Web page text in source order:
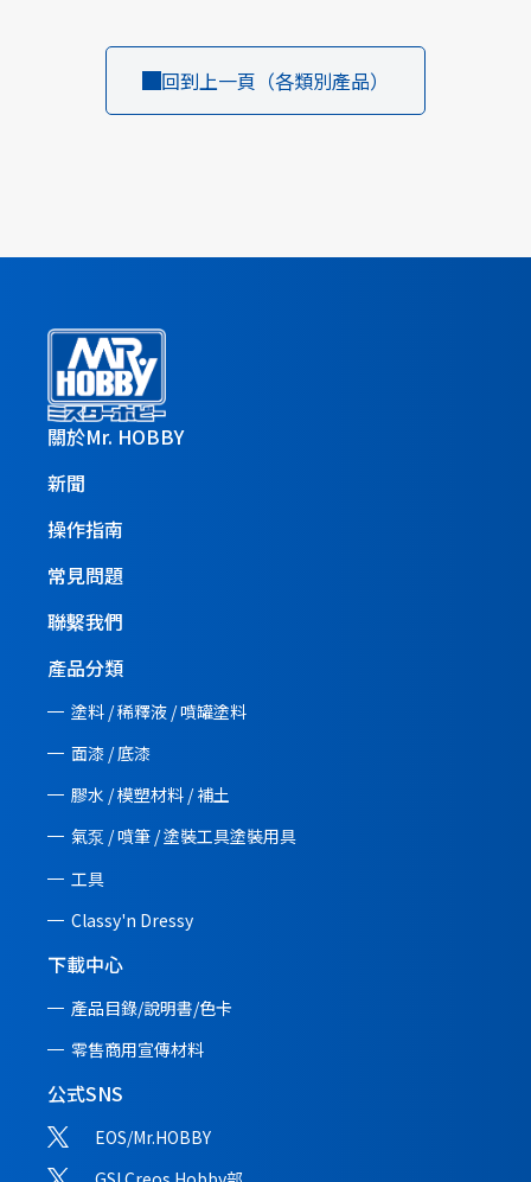
回到上一頁（各類別產品）
關於Mr. HOBBY
新聞
操作指南
常見問題
聯繫我們
產品分類
塗料 / 稀釋液 / 噴罐塗料
面漆 / 底漆
膠水 / 模塑材料 / 補土
氣泵 / 噴筆 / 塗裝工具塗裝用具
工具
Classy'n Dressy
下載中心
產品目錄/說明書/色卡
零售商用宣傳材料
公式SNS
EOS/Mr.HOBBY